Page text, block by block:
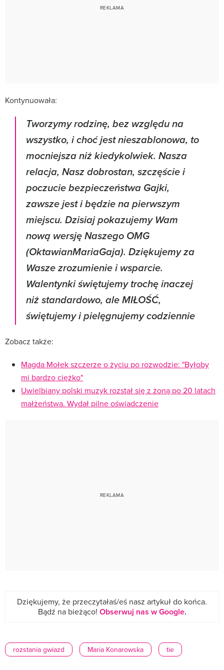
Kontynuowała:
Tworzymy rodzinę, bez względu na
wszystko, i choć jest nieszablonowa, to
mocniejsza niż kiedykolwiek. Nasza
relacja, Nasz dobrostan, szczęście i
poczucie bezpieczeństwa Gajki,
zawsze jest i będzie na pierwszym
miejscu. Dzisiaj pokazujemy Wam
nową wersję Naszego OMG
(OktawianMariaGaja). Dziękujemy za
Wasze zrozumienie i wsparcie.
Walentynki świętujemy trochę inaczej
niż standardowo, ale MIŁOŚĆ,
świętujemy i pielęgnujemy codziennie
Zobacz także:
Magda Mołek szczerze o życiu po rozwodzie: "Byłoby
mi bardzo ciężko"
Uwielbiany polski muzyk rozstał się z żoną po 20 latach
małżeństwa. Wydał pilne oświadczenie
Dziękujemy, że przeczytałaś/eś nasz artykuł do końca.
Bądź na bieżąco! Obserwuj nas w Google.
rozstania gwiazd Maria Konarowska tie